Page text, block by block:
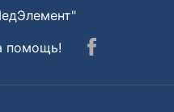
помощь!